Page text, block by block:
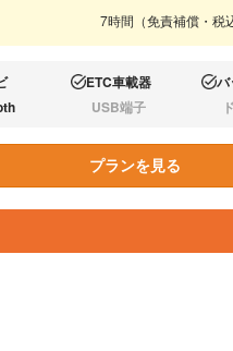
7時間（免責補償・税
あり:ETC車載器 あり:
バ
なし:USB端子 なし:
プランを見る